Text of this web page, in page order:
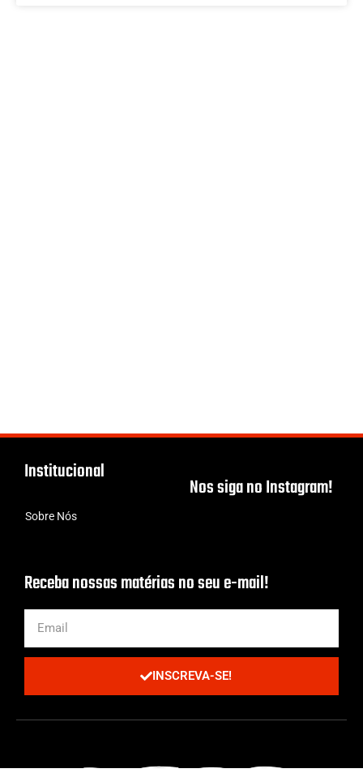
Institucional
Sobre Nós
Nos siga no Instagram!
Receba nossas matérias no seu e-mail!
INSCREVA-SE!